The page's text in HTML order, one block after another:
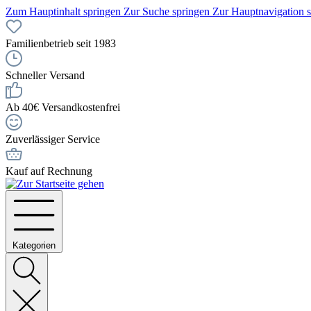
Zum Hauptinhalt springen Zur Suche springen Zur Hauptnavigation
Familienbetrieb seit 1983
Schneller Versand
Ab 40€ Versandkostenfrei
Zuverlässiger Service
Kauf auf Rechnung
Kategorien